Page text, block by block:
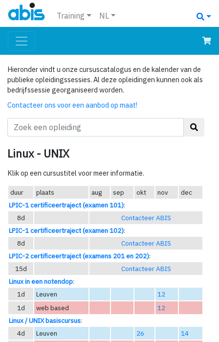
Training NL
Hieronder vindt u onze cursuscatalogus en de kalender van de
publieke opleidingssessies. Al deze opleidingen kunnen ook als
bedrijfssessie georganiseerd worden.
Contacteer ons voor een aanbod op maat!
Linux - UNIX
Klik op een cursustitel voor meer informatie.
duur plaats aug sep okt nov
dec
LPIC-1 certificeertraject (examen 101):
8d
Contacteer ABIS
LPIC-1 certificeertraject (examen 102):
8d
Contacteer ABIS
LPIC-2 certificeertraject (examens 201 en 202):
15d
Contacteer ABIS
Linux in een notendop:
1d
Leuven
12
1d
web based
12
Linux / UNIX basiscursus:
4d
Leuven 26
14